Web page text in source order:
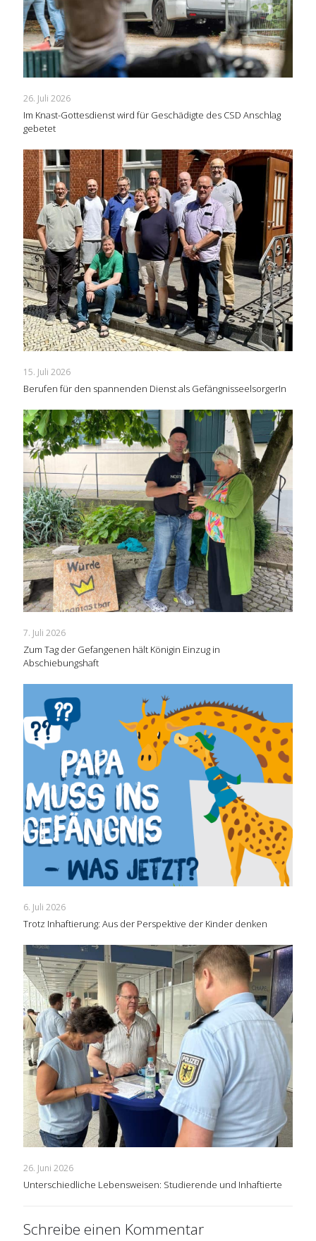
26. Juli 2026
Im Knast-Gottesdienst wird für Geschädigte des CSD Anschlag
gebetet
15. Juli 2026
Berufen für den spannenden Dienst als GefängnisseelsorgerIn
7. Juli 2026
Zum Tag der Gefangenen hält Königin Einzug in
Abschiebungshaft
6. Juli 2026
Trotz Inhaftierung: Aus der Perspektive der Kinder denken
26. Juni 2026
Unterschiedliche Lebensweisen: Studierende und Inhaftierte
Schreibe einen Kommentar